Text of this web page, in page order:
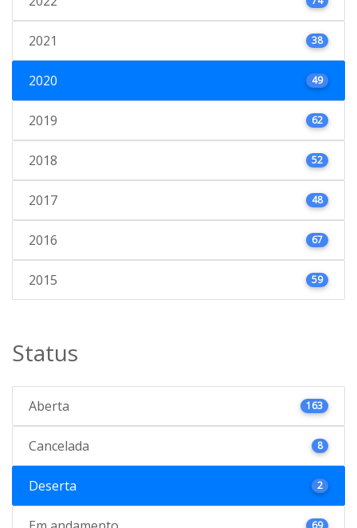
2021 38
2020 49
2019 62
2018 52
2017 48
2016 67
2015 59
Status
Aberta 163
Cancelada 8
Deserta 2
69